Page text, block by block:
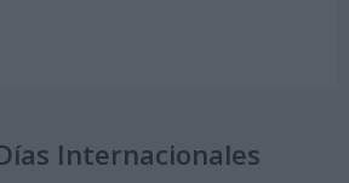
Internacionales